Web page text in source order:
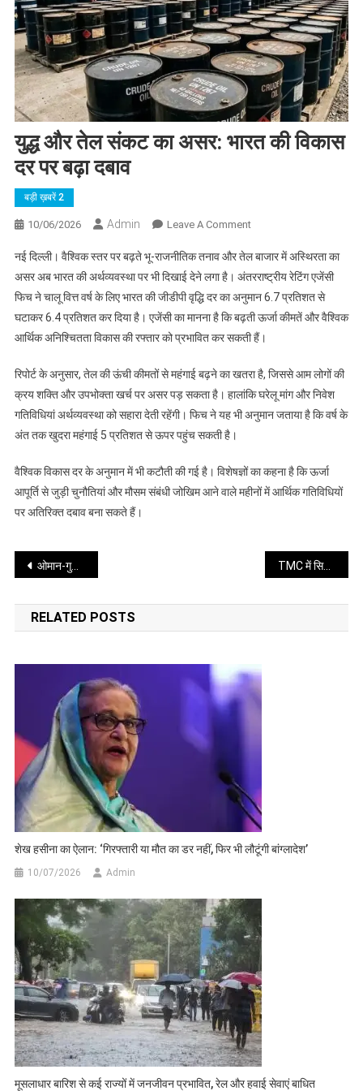
युद्ध और तेल संकट का असर: भारत की विकास
दर पर बढ़ा दबाव
बड़ी ख़बरें 2
10/06/2026 Admin Leave A CommentOn
और
तेल
संकट
का
असर:
की
विकास
दर
दबाव
नई दिल्ली। वैश्विक स्तर पर बढ़ते भू-राजनीतिक तनाव और तेल बाजार में अस्थिरता का
असर अब भारत की अर्थव्यवस्था पर भी दिखाई देने लगा है। अंतरराष्ट्रीय रेटिंग एजेंसी
फिच ने चालू वित्त वर्ष के लिए भारत की जीडीपी वृद्धि दर का अनुमान 6.7 प्रतिशत से
घटाकर 6.4 प्रतिशत कर दिया है। एजेंसी का मानना है कि बढ़ती ऊर्जा कीमतें और वैश्विक
आर्थिक अनिश्चितता विकास की रफ्तार को प्रभावित कर सकती हैं।
रिपोर्ट के अनुसार, तेल की ऊंची कीमतों से महंगाई बढ़ने का खतरा है, जिससे आम लोगों की
क्रय शक्ति और उपभोक्ता खर्च पर असर पड़ सकता है। हालांकि घरेलू मांग और निवेश
गतिविधियां अर्थव्यवस्था को सहारा देती रहेंगी। फिच ने यह भी अनुमान जताया है कि वर्ष के
अंत तक खुदरा महंगाई 5 प्रतिशत से ऊपर पहुंच सकती है।
वैश्विक विकास दर के अनुमान में भी कटौती की गई है। विशेषज्ञों का कहना है कि ऊर्जा
आपूर्ति से जुड़ी चुनौतियां और मौसम संबंधी जोखिम आने वाले महीनों में आर्थिक गतिविधियों
पर अतिरिक्त दबाव बना सकते हैं।
Post
navigation
ओमान-गुजरात गैस पाइपलाइन से मजबूत होगी भारत की ऊर्जा सुरक्षा TMC में सियासी खींचतान तेज, कल्याण बनर्जी बने लोकसभा के चीफ व्हिप
RELATED POSTS
शेख हसीना का ऐलान: ‘गिरफ्तारी या मौत का डर नहीं, फिर भी लौटूंगी बांग्लादेश’
10/07/2026 Admin
मूसलाधार बारिश से कई राज्यों में जनजीवन प्रभावित, रेल और हवाई सेवाएं बाधित